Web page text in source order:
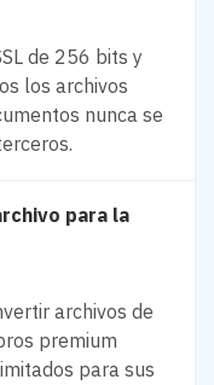
de 256 bits y
los archivos
nunca se
para la
archivos de
premium
para sus